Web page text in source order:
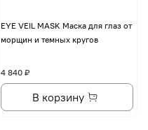
EYE VЕIL MASK Маска для глаз от
морщин и темных кругов
4 840 ₽
В корзину